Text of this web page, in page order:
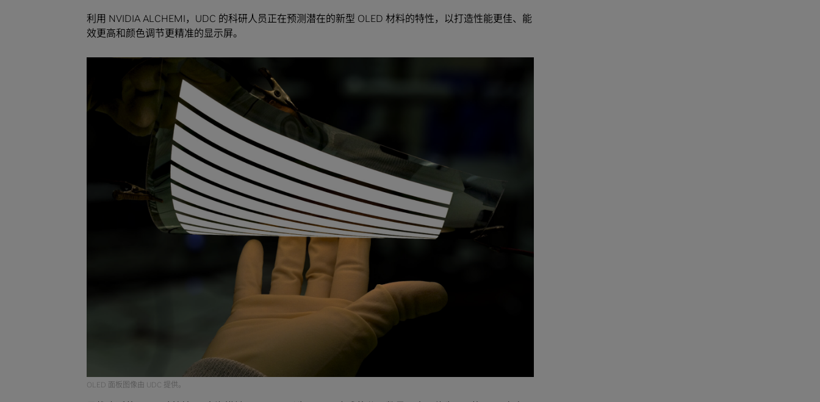
利用 NVIDIA ALCHEMI，UDC 的科研人员正在预测潜在的新型 OLED 材料的特性，以打造性能更佳、能
效更高和颜色调节更精准的显示屏。
OLED 面板图像由 UDC 提供。